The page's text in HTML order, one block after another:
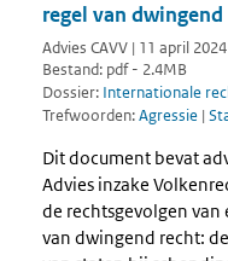
regel van dwingend
Advies CAVV | 11 april 2024
Bestand: pdf - 2.4MB
Dossier: Internationale
Trefwoorden:Agressie |
Dit document bevat
Advies inzake
de rechtsgevolgen van
van dwingend recht: